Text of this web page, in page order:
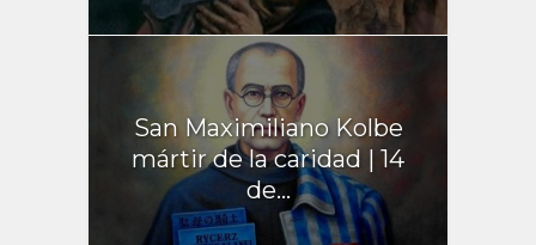
San Maximiliano Kolbe
mártir de la caridad | 14
de...